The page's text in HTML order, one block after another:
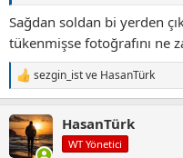
Sağdan soldan bi yerden
tükenmişse fotoğrafını ne
T
e
k
i
l
sezgin_istve HasanTürk
HasanTürk
WT Yönetici